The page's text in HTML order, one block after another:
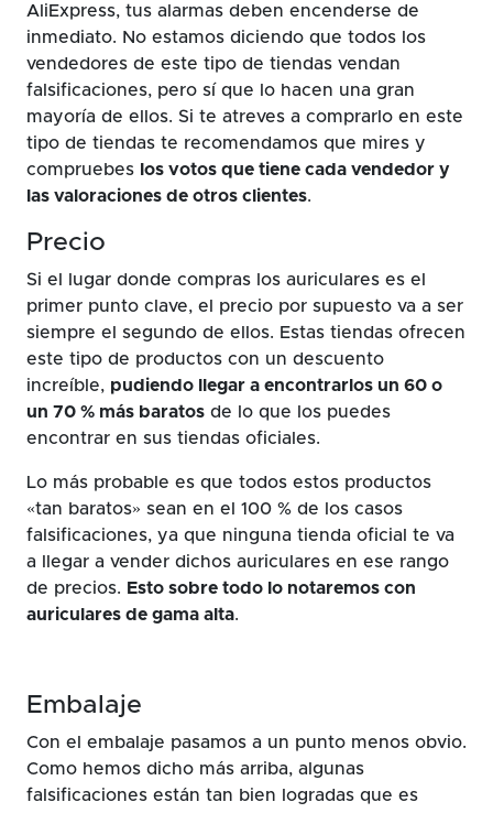
AliExpress, tus alarmas deben encenderse de
inmediato. No estamos diciendo que todos los
vendedores de este tipo de tiendas vendan
falsificaciones, pero sí que lo hacen una gran
mayoría de ellos. Si te atreves a comprarlo en este
tipo de tiendas te recomendamos que mires y
compruebes los votos que tiene cada vendedor y
las valoraciones de otros clientes.
Precio
Si el lugar donde compras los auriculares es el
primer punto clave, el precio por supuesto va a ser
siempre el segundo de ellos. Estas tiendas ofrecen
este tipo de productos con un descuento
increíble, pudiendo llegar a encontrarlos un 60 o
un 70 % más baratos de lo que los puedes
encontrar en sus tiendas oficiales.
Lo más probable es que todos estos productos
«tan baratos» sean en el 100 % de los casos
falsificaciones, ya que ninguna tienda oficial te va
a llegar a vender dichos auriculares en ese rango
de precios. Esto sobre todo lo notaremos con
auriculares de gama alta.
Embalaje
Con el embalaje pasamos a un punto menos obvio.
Como hemos dicho más arriba, algunas
falsificaciones están tan bien logradas que es